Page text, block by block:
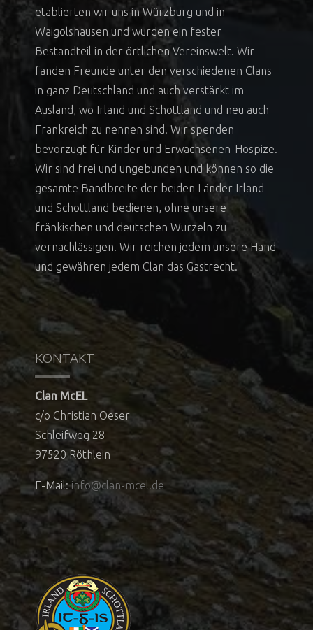
etablierten wir uns in Würzburg und in
Waigolshausen und wurden ein fester
Bestandteil in der örtlichen Vereinswelt. Wir
fanden Freunde unter den verschiedenen Clans
in ganz Deutschland und auch verstärkt im
Ausland, wo Irland und Schottland und neu auch
Frankreich zu nennen sind. Wir spenden
bevorzugt für Kinder und Erwachsenen-Hospize.
Wir sind frei und ungebunden und können so die
gesamte Bandbreite der beiden Länder Irland
und Schottland bedienen, ohne unsere
fränkischen und deutschen Wurzeln zu
vernachlässigen. Wir reichen jedem unsere Hand
und gewähren jedem Clan das Gastrecht.
KONTAKT
Clan McEL
c/o Christian Oeser
Schleifweg 28
97520 Röthlein
E-Mail:info@clan-mcel.de